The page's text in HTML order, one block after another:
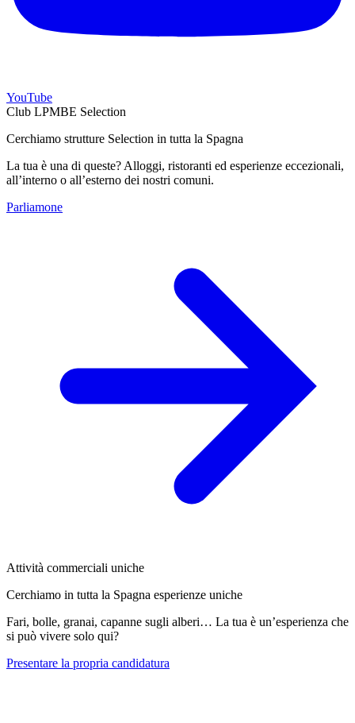
YouTube
Club LPMBE Selection
Cerchiamo strutture Selection in tutta la Spagna
La tua è una di queste? Alloggi, ristoranti ed esperienze eccezionali,
all’interno o all’esterno dei nostri comuni.
Parliamone
Attività commerciali uniche
Cerchiamo in tutta la Spagna esperienze uniche
Fari, bolle, granai, capanne sugli alberi… La tua è un’esperienza che
si può vivere solo qui?
Presentare la propria candidatura